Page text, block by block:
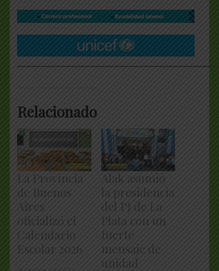
Relacionado
La Provincia
de Buenos
Aires
oficializó el
Calendario
Escolar 2026
Alak asumió
la presidencia
del PJ de La
Plata con un
fuerte
mensaje de
unidad